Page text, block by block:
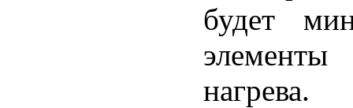
будет
нагрева.